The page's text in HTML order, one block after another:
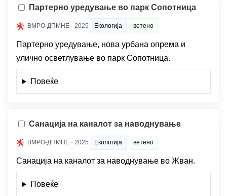
Партерно уредување во парк Сопотница
ВМРО-ДПМНЕ · 2025 Екологија ветено
Партерно уредување, нова урбана опрема и
улично осветлување во парк Сопотница.
Повеќе
Санација на каналот за наводнување
ВМРО-ДПМНЕ · 2025 Екологија ветено
Санација на каналот за наводнување во Жван.
Повеќе